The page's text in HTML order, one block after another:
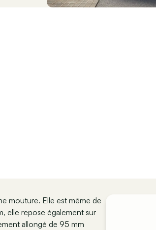
mouture. Elle est même de
elle repose également sur
allongé de 95 mm